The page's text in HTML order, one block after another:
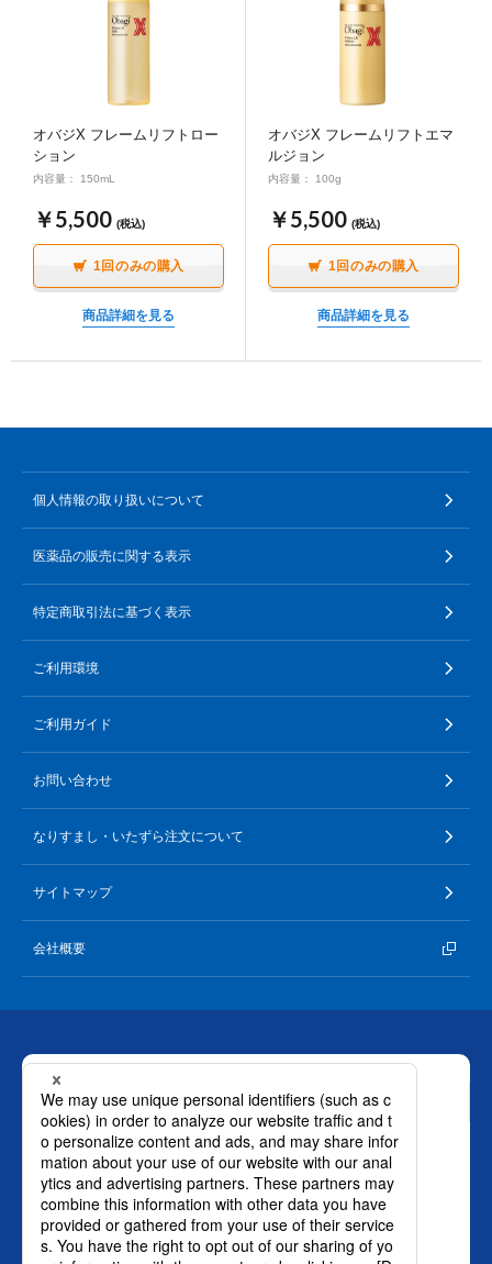
商品を買い物かごに入れる
ロート製薬オンライン 相談窓口
0120-733-610
[受付時間／月～金：10時～16時（土・日・祝、および夏季休業日と年末年始
53-610)にご相談ください】
キャンセル
ンが押せません）。
ご不明な点がございましたら、ダーマセプトRX専用ご相
談ダイヤル（0120-253-610）にご相談ください。
0120-253-610
受付時間 9時～18時(年末年始を除く)
オバジX フレームリフトロー
ション
内容量： 150mL
￥5,500 (税込)
1回のみの購入
商品詳細を見る
オバジX フレームリフトエマ
ルジョン
内容量： 100g
￥5,500 (税込)
1回のみの購入
商品詳細を見る
個人情報の取り扱いについて
医薬品の販売に関する表示
特定商取引法に基づく表示
ご利用環境
ご利用ガイド
お問い合わせ
なりすまし・いたずら注文について
サイトマップ
会社概要
お問い合わせ
ロート製薬株式会社 通販事業部
0120-880-610
月～土：9時～21時 日祝：9時～18時
（年末年始を除く）